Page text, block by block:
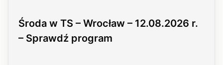
Środa w TS – Wrocław – 12.08.2026 r.
– Sprawdź program